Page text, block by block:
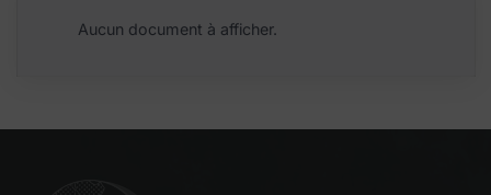
Aucun document à afficher.